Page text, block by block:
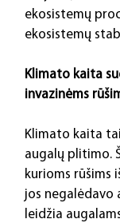
ekosistemų
ekosistemų
Klimato kaita
invazinėms
Klimato kaita
augalų plitimo.
kurioms rūšims
jos negalėdavo
leidžia